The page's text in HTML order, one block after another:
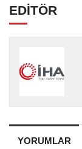
EDİTÖR
YORUMLAR